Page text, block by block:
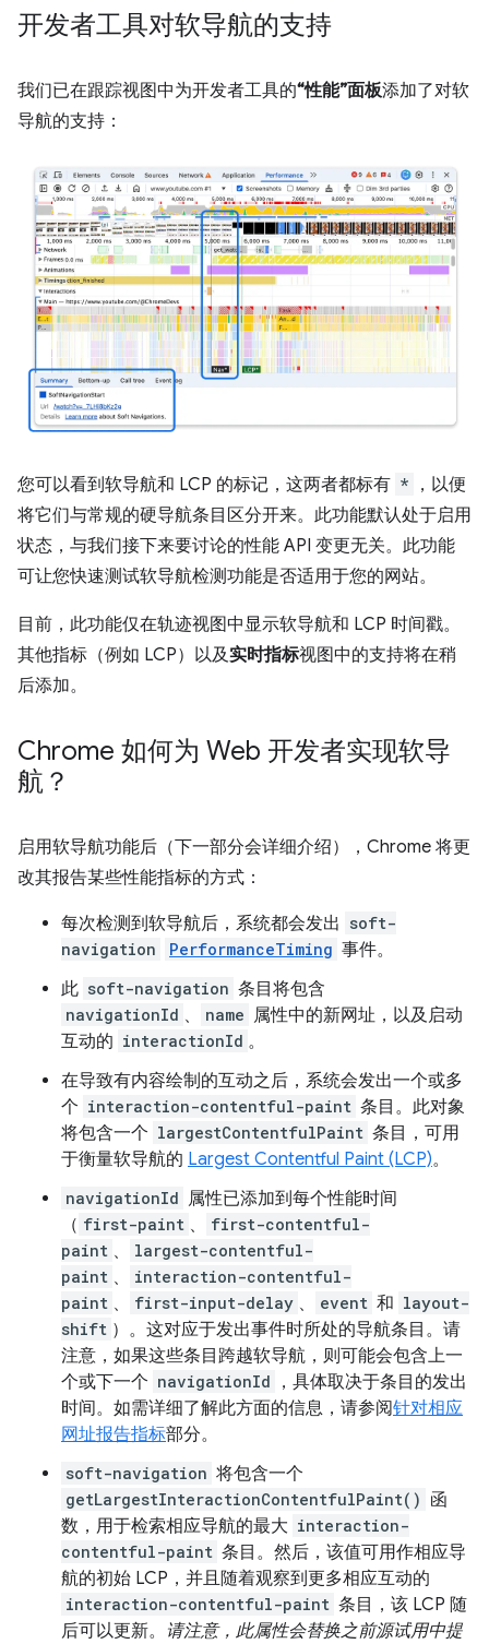
开发者工具对软导航的支持
我们已在跟踪视图中为开发者工具的“性能”面板添加了对软
导航的支持：
您可以看到软导航和 LCP 的标记，这两者都标有 *
，以便
将它们与常规的硬导航条目区分开来。此功能默认处于启用
状态，与我们接下来要讨论的性能 API 变更无关。此功能
可让您快速测试软导航检测功能是否适用于您的网站。
目前，此功能仅在轨迹视图中显示软导航和 LCP 时间戳。
其他指标（例如 LCP）以及实时指标视图中的支持将在稍
后添加。
Chrome 如何为 Web 开发者实现软导
航？
启用软导航功能后（下一部分会详细介绍），Chrome 将更
改其报告某些性能指标的方式：
每次检测到软导航后，系统都会发出 soft-
navigation
PerformanceTiming 事件。
此 soft-navigation 条目将包含
navigationId 、 name 属性中的新网址，以及启动
互动的 interactionId 。
在导致有内容绘制的互动之后，系统会发出一个或多
个 interaction-contentful-paint 条目。此对象
将包含一个 largestContentfulPaint 条目，可用
于衡量软导航的 Largest Contentful Paint (LCP)。
navigationId 属性已添加到每个性能时间
（ first-paint 、
first-contentful-
paint 、
largest-contentful-
paint 、
interaction-contentful-
paint 、 first-input-delay 、 event 和 layout-
shift ）。这对应于发出事件时所处的导航条目。请
注意，如果这些条目跨越软导航，则可能会包含上一
个或下一个 navigationId
，具体取决于条目的发出
时间。如需详细了解此方面的信息，请参阅针对相应
网址报告指标部分。
soft-navigation 将包含一个
getLargestInteractionContentfulPaint() 函
数，用于检索相应导航的最大 interaction-
contentful-paint 条目。然后，该值可用作相应导
航的初始 LCP，并且随着观察到更多相应互动的
interaction-contentful-paint 条目，该 LCP 随
后可以更新。 请注意，此属性会替换之前源试用中提